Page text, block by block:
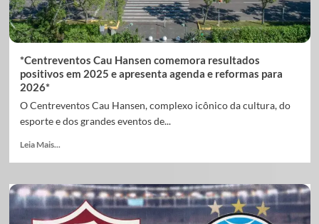
*Centreventos Cau Hansen comemora resultados
positivos em 2025 e apresenta agenda e reformas para
2026*
O Centreventos Cau Hansen, complexo icônico da cultura, do
esporte e dos grandes eventos de...
Leia Mais...